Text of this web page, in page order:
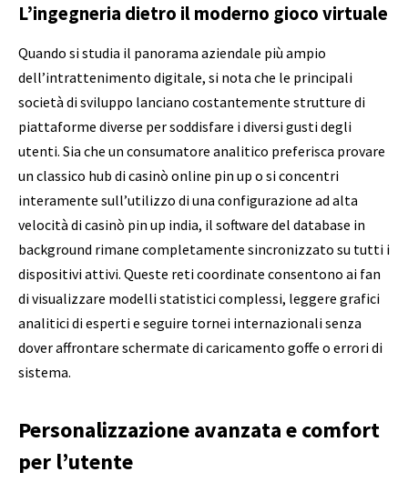
L’ingegneria dietro il moderno gioco virtuale
Quando si studia il panorama aziendale più ampio
dell’intrattenimento digitale, si nota che le principali
società di sviluppo lanciano costantemente strutture di
piattaforme diverse per soddisfare i diversi gusti degli
utenti. Sia che un consumatore analitico preferisca provare
un classico hub di casinò online pin up o si concentri
interamente sull’utilizzo di una configurazione ad alta
velocità di casinò pin up india, il software del database in
background rimane completamente sincronizzato su tutti i
dispositivi attivi. Queste reti coordinate consentono ai fan
di visualizzare modelli statistici complessi, leggere grafici
analitici di esperti e seguire tornei internazionali senza
dover affrontare schermate di caricamento goffe o errori di
sistema.
Personalizzazione avanzata e comfort
per l’utente